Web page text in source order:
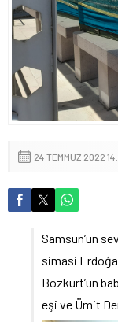
24 TEMMUZ 2022
Samsun’un
simasi
Bozkurt’un
eşi ve Ümit